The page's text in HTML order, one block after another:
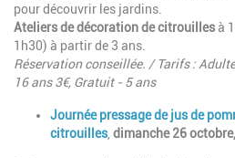
pour découvrir les jardins.
Ateliers de décoration de citrouillesà
1h30) à partir de 3 ans.
Réservation conseillée. / Tarifs :
16 ans 3€, Gratuit - 5 ans
Journée pressage de jus de
citrouilles, dimanche 26